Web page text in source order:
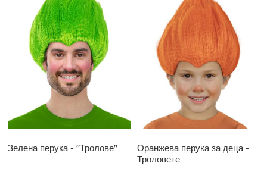
Зелена перука - "Тролове"
Оранжева перука за деца -
Троловете